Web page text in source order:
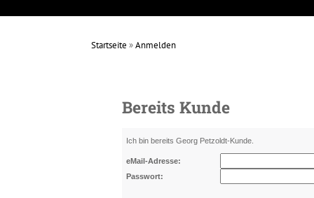
Startseite »Anmelden
Bereits Kunde
Ich bin bereits Georg Petzoldt-Kunde.
eMail-Adresse:
Passwort: